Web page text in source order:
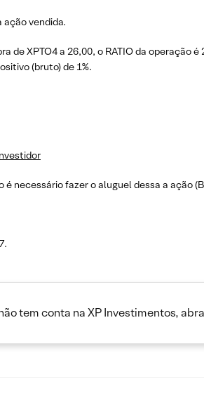
ação vendida.
de XPTO4 a 26,00, o RATIO da operação
(bruto) de 1%.
necessário fazer o aluguel dessa a ação
tem conta na XP Investimentos,